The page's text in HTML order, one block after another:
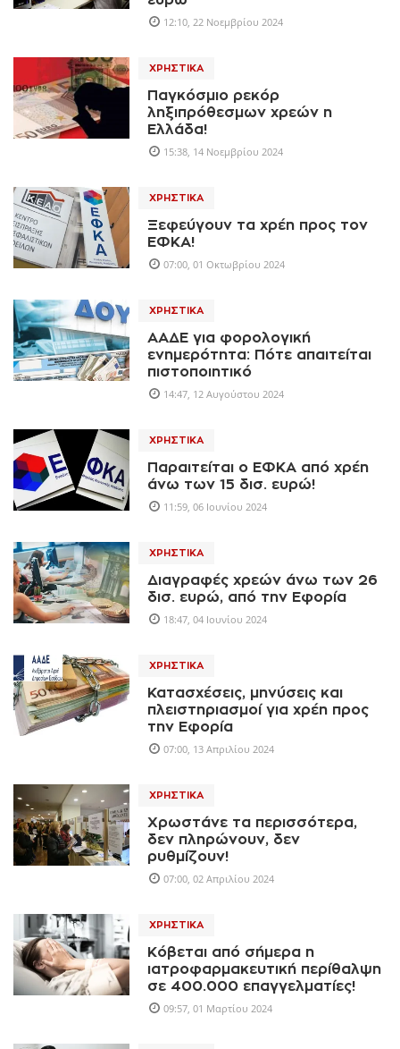
12:10, 22 Νοεμβρίου 2024
ΧΡΗΣΤΙΚΆ
Παγκόσμιο ρεκόρ
ληξιπρόθεσμων χρεών η
Ελλάδα!
15:38, 14 Νοεμβρίου 2024
ΧΡΗΣΤΙΚΆ
Ξεφεύγουν τα χρέη προς τον
ΕΦΚΑ!
07:00, 01 Οκτωβρίου 2024
ΧΡΗΣΤΙΚΆ
ΑΑΔΕ για φορολογική
ενημερότητα: Πότε απαιτείται
πιστοπoιητικό
14:47, 12 Αυγούστου 2024
ΧΡΗΣΤΙΚΆ
Παραιτείται ο ΕΦΚΑ από χρέη
άνω των 15 δισ. ευρώ!
11:59, 06 Ιουνίου 2024
ΧΡΗΣΤΙΚΆ
Διαγραφές χρεών άνω των 26
δισ. ευρώ, από την Εφορία
18:47, 04 Ιουνίου 2024
ΧΡΗΣΤΙΚΆ
Κατασχέσεις, μηνύσεις και
πλειστηριασμοί για χρέη προς
την Εφορία
07:00, 13 Απριλίου 2024
ΧΡΗΣΤΙΚΆ
Χρωστάνε τα περισσότερα,
δεν πληρώνουν, δεν
ρυθμίζουν!
07:00, 02 Απριλίου 2024
ΧΡΗΣΤΙΚΆ
Κόβεται από σήμερα η
ιατροφαρμακευτική περίθαλψη
σε 400.000 επαγγελματίες!
09:57, 01 Μαρτίου 2024